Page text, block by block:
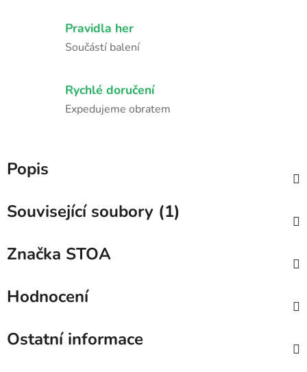
Pravidla her
Součástí balení
Rychlé doručení
Expedujeme obratem
Popis
Související soubory (1)
Značka STOA
Hodnocení
Ostatní informace